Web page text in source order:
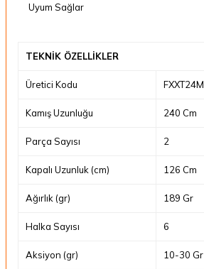
Uyum Sağlar
TEKNİK ÖZELLİKLER
Üretici Kodu FXXT24M
Kamış Uzunluğu 240 Cm
Parça Sayısı 2
Kapalı Uzunluk (cm) 126 Cm
Ağırlık (gr) 189 Gr
Halka Sayısı 6
Aksiyon (gr) 10-30 Gr